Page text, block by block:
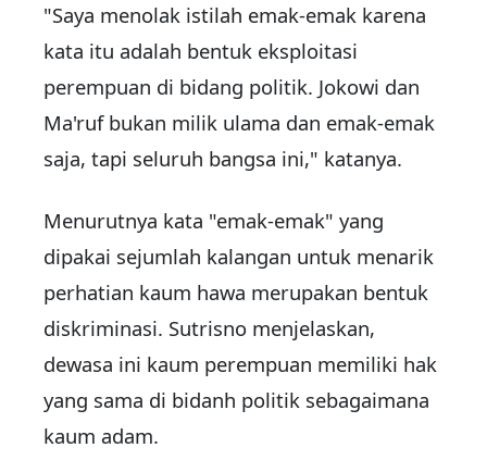
"Saya menolak istilah emak-emak karena
kata itu adalah bentuk eksploitasi
perempuan di bidang politik. Jokowi dan
Ma'ruf bukan milik ulama dan emak-emak
saja, tapi seluruh bangsa ini," katanya.
Menurutnya kata "emak-emak" yang
dipakai sejumlah kalangan untuk menarik
perhatian kaum hawa merupakan bentuk
diskriminasi. Sutrisno menjelaskan,
dewasa ini kaum perempuan memiliki hak
yang sama di bidanh politik sebagaimana
kaum adam.